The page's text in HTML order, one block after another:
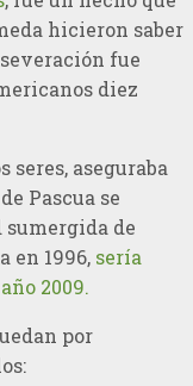
hicieron saber
fue
diez
aseguraba
Pascua se
sumergida de
en 1996, sería
2009.
por